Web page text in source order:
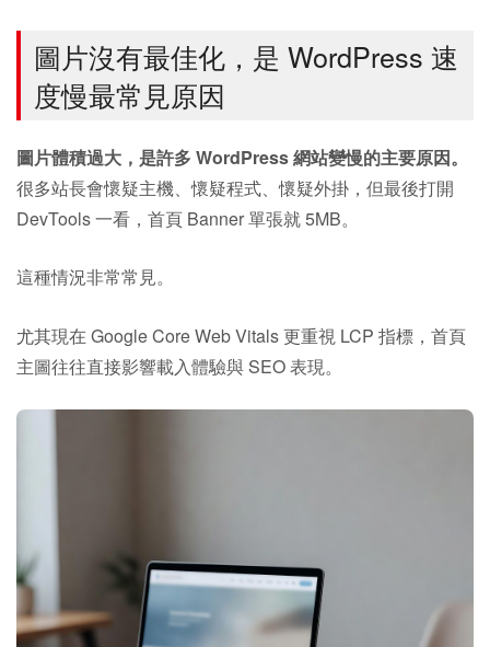
圖片沒有最佳化，是 WordPress 速
度慢最常見原因
圖片體積過大，是許多 WordPress 網站變慢的主要原因。
很多站長會懷疑主機、懷疑程式、懷疑外掛，但最後打開
DevTools 一看，首頁 Banner 單張就 5MB。
這種情況非常常見。
尤其現在 Google Core Web Vitals 更重視 LCP 指標，首頁
主圖往往直接影響載入體驗與 SEO 表現。